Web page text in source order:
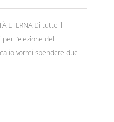
ETERNA Di tutto il
l’elezione del
io vorrei spendere due